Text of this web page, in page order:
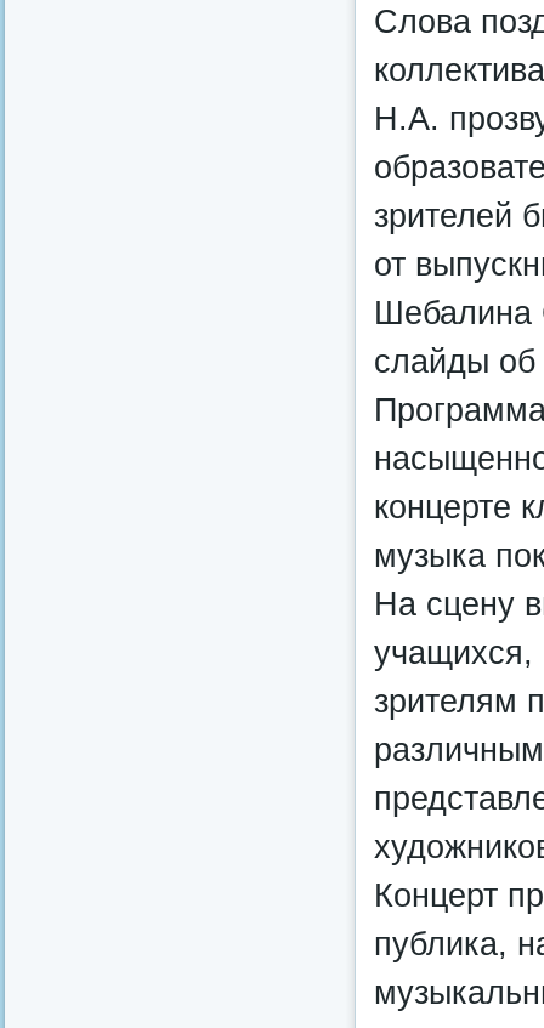
Слова
Н.А.
зрителей
от
Шебалина
слайды об
концерте
музыка
На сцену
учащихся,
зрителям
Концерт
публика,